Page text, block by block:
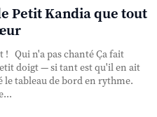
Petit Kandia que tout
! Qui n'a pas chanté Ça fait
doigt — si tant est qu'il en ait
tableau de bord en rythme.